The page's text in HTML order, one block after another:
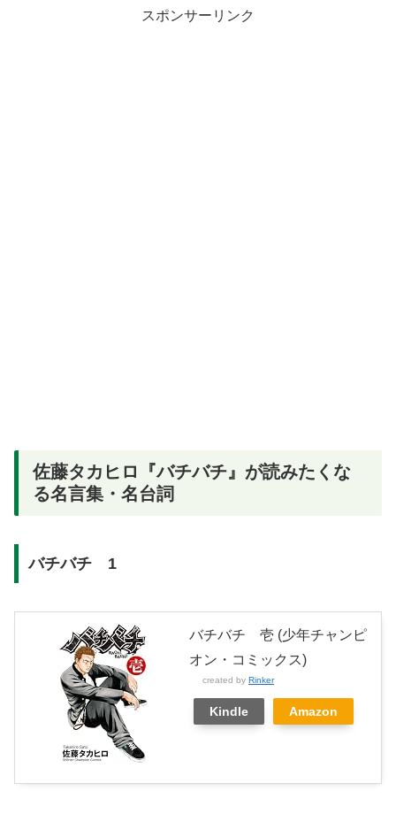
スポンサーリンク
佐藤タカヒロ『バチバチ』が読みたくな
る名言集・名台詞
バチバチ 1
バチバチ 壱 (少年チャンピ
オン・コミックス)
created by Rinker
Kindle Amazon